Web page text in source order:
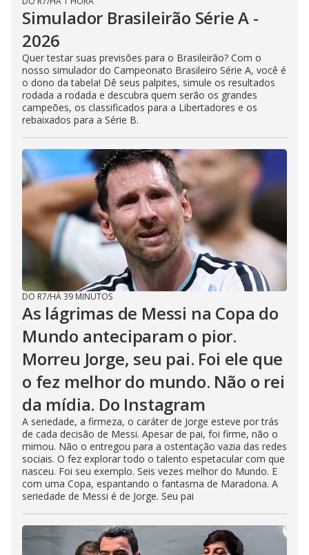
Simulador Brasileirão Série A -
2026
Quer testar suas previsões para o Brasileirão? Com o
nosso simulador do Campeonato Brasileiro Série A, você é
o dono da tabela! Dê seus palpites, simule os resultados
rodada a rodada e descubra quem serão os grandes
campeões, os classificados para a Libertadores e os
rebaixados para a Série B.
DO R7/HÁ 39 MINUTOS
As lágrimas de Messi na Copa do
Mundo anteciparam o pior.
Morreu Jorge, seu pai. Foi ele que
o fez melhor do mundo. Não o rei
da mídia. Do Instagram
A seriedade, a firmeza, o caráter de Jorge esteve por trás
de cada decisão de Messi. Apesar de pai, foi firme, não o
mimou. Não o entregou para a ostentação vazia das redes
sociais. O fez explorar todo o talento espetacular com que
nasceu. Foi seu exemplo. Seis vezes melhor do Mundo. E
com uma Copa, espantando o fantasma de Maradona. A
seriedade de Messi é de Jorge. Seu pai